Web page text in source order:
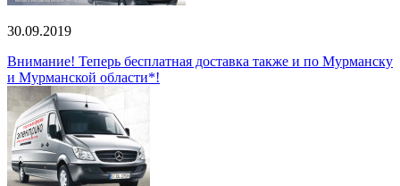
30.09.2019
Внимание! Теперь бесплатная доставка также и по Мурманску
и Мурманской области*!